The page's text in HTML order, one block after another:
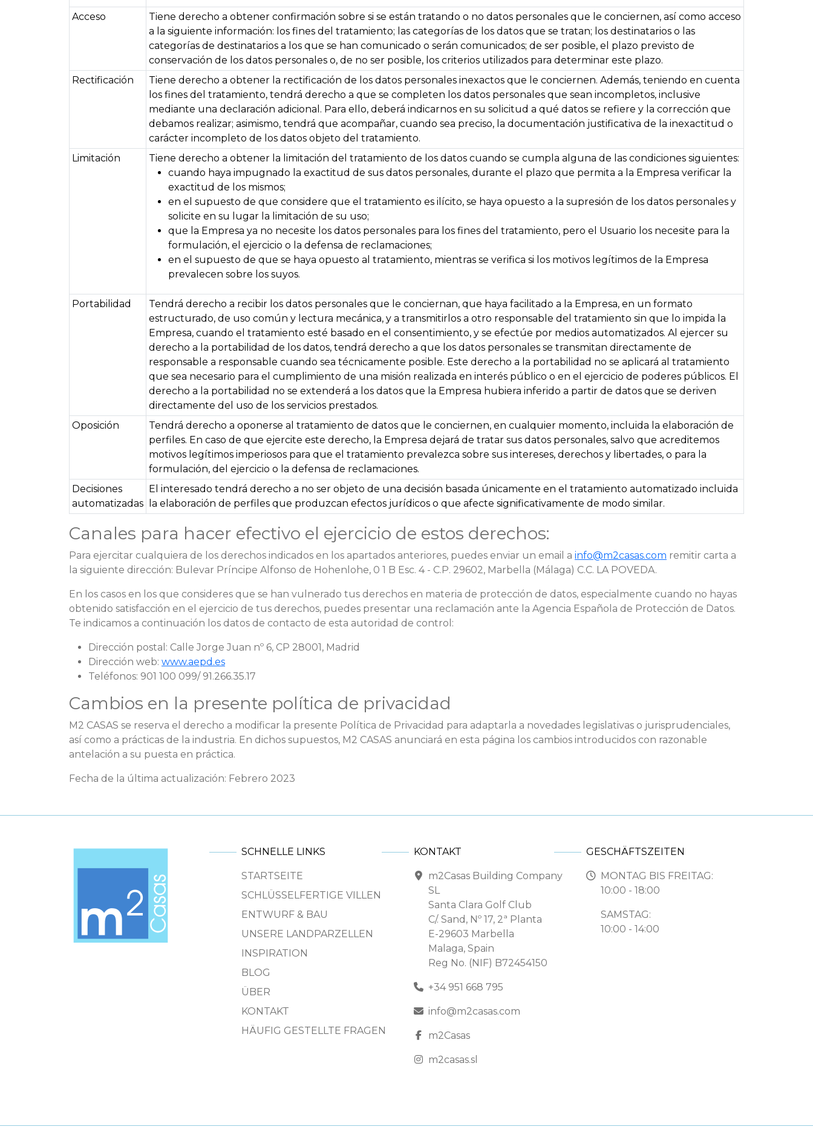
Acceso
Tiene derecho a obtener confirmación sobre si se están tratando o no datos personales que le conciernen, así como acceso
a la siguiente información: los fines del tratamiento; las categorías de los datos que se tratan; los destinatarios o las
categorías de destinatarios a los que se han comunicado o serán comunicados; de ser posible, el plazo previsto de
conservación de los datos personales o, de no ser posible, los criterios utilizados para determinar este plazo.
Rectificación
Tiene derecho a obtener la rectificación de los datos personales inexactos que le conciernen. Además, teniendo en cuenta
los fines del tratamiento, tendrá derecho a que se completen los datos personales que sean incompletos, inclusive
mediante una declaración adicional. Para ello, deberá indicarnos en su solicitud a qué datos se refiere y la corrección que
debamos realizar; asimismo, tendrá que acompañar, cuando sea preciso, la documentación justificativa de la inexactitud o
carácter incompleto de los datos objeto del tratamiento.
Limitación
Tiene derecho a obtener la limitación del tratamiento de los datos cuando se cumpla alguna de las condiciones siguientes:
cuando haya impugnado la exactitud de sus datos personales, durante el plazo que permita a la Empresa verificar la
exactitud de los mismos;
en el supuesto de que considere que el tratamiento es ilícito, se haya opuesto a la supresión de los datos personales y
solicite en su lugar la limitación de su uso;
que la Empresa ya no necesite los datos personales para los fines del tratamiento, pero el Usuario los necesite para la
formulación, el ejercicio o la defensa de reclamaciones;
en el supuesto de que se haya opuesto al tratamiento, mientras se verifica si los motivos legítimos de la Empresa
prevalecen sobre los suyos.
Portabilidad
Tendrá derecho a recibir los datos personales que le conciernan, que haya facilitado a la Empresa, en un formato
estructurado, de uso común y lectura mecánica, y a transmitirlos a otro responsable del tratamiento sin que lo impida la
Empresa, cuando el tratamiento esté basado en el consentimiento, y se efectúe por medios automatizados. Al ejercer su
derecho a la portabilidad de los datos, tendrá derecho a que los datos personales se transmitan directamente de
responsable a responsable cuando sea técnicamente posible. Este derecho a la portabilidad no se aplicará al tratamiento
que sea necesario para el cumplimiento de una misión realizada en interés público o en el ejercicio de poderes públicos. El
derecho a la portabilidad no se extenderá a los datos que la Empresa hubiera inferido a partir de datos que se deriven
directamente del uso de los servicios prestados.
Oposición
Tendrá derecho a oponerse al tratamiento de datos que le conciernen, en cualquier momento, incluida la elaboración de
perfiles. En caso de que ejercite este derecho, la Empresa dejará de tratar sus datos personales, salvo que acreditemos
motivos legítimos imperiosos para que el tratamiento prevalezca sobre sus intereses, derechos y libertades, o para la
formulación, del ejercicio o la defensa de reclamaciones.
Decisiones
automatizadas
El interesado tendrá derecho a no ser objeto de una decisión basada únicamente en el tratamiento automatizado incluida
la elaboración de perfiles que produzcan efectos jurídicos o que afecte significativamente de modo similar.
Canales para hacer efectivo el ejercicio de estos derechos:
Para ejercitar cualquiera de los derechos indicados en los apartados anteriores, puedes enviar un email a info@m2casas.com remitir carta a
la siguiente dirección: Bulevar Príncipe Alfonso de Hohenlohe, 0 1 B Esc. 4 - C.P. 29602, Marbella (Málaga) C.C. LA POVEDA.
En los casos en los que consideres que se han vulnerado tus derechos en materia de protección de datos, especialmente cuando no hayas
obtenido satisfacción en el ejercicio de tus derechos, puedes presentar una reclamación ante la Agencia Española de Protección de Datos.
Te indicamos a continuación los datos de contacto de esta autoridad de control:
Dirección postal: Calle Jorge Juan nº 6, CP 28001, Madrid
Dirección web: www.aepd.es
Teléfonos: 901 100 099/ 91.266.35.17
Cambios en la presente política de privacidad
M2 CASAS se reserva el derecho a modificar la presente Política de Privacidad para adaptarla a novedades legislativas o jurisprudenciales,
así como a prácticas de la industria. En dichos supuestos, M2 CASAS anunciará en esta página los cambios introducidos con razonable
antelación a su puesta en práctica.
Fecha de la última actualización: Febrero 2023
SCHNELLE LINKS
STARTSEITE
SCHLÜSSELFERTIGE VILLEN
ENTWURF & BAU
UNSERE LANDPARZELLEN
INSPIRATION
BLOG
ÜBER
KONTAKT
HÄUFIG GESTELLTE FRAGEN
KONTAKT
m2Casas Building Company
SL
Santa Clara Golf Club
C/. Sand, Nº 17, 2ª Planta
E-29603 Marbella
Malaga, Spain
Reg No. (NIF) B72454150
+34 951 668 795
info@m2casas.com
m2Casas
m2casas.sl
GESCHÄFTSZEITEN
MONTAG BIS FREITAG:
10:00 - 18:00
SAMSTAG:
10:00 - 14:00